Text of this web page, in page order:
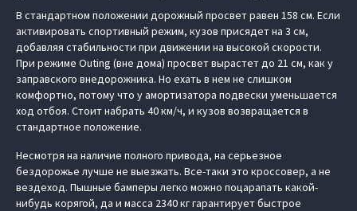
В стандартном положении дорожный просвет равен 158 см. Если
активировать спортивный режим, кузов присядет на 3 см,
добавляя стабильности при движении на высокой скорости.
При режиме Outing (вне дома) просвет вырастет до 21 см, как у
заправского внедорожника. Но ехать в нем не слишком
комфортно, потому что у амортизатора подвески уменьшается
ход отбоя. Стоит набрать 40 км/ч, и кузов возвращается в
стандартное положение.
Несмотря на наличие полного привода, на серьезное
бездорожье лучше не выезжать. Все-таки это кроссовер, а не
вездеход. Пышные бамперы легко можно поцарапать какой-
нибудь корягой, да и масса 2340 кг гарантирует быстрое